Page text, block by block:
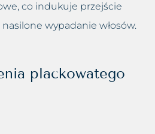
co indukuje przejście
wypadanie włosów.
plackowatego